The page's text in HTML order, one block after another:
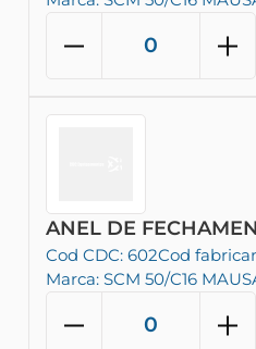
ANEL DE
Cod CDC: 602Cod
Marca: SCM 50/C16